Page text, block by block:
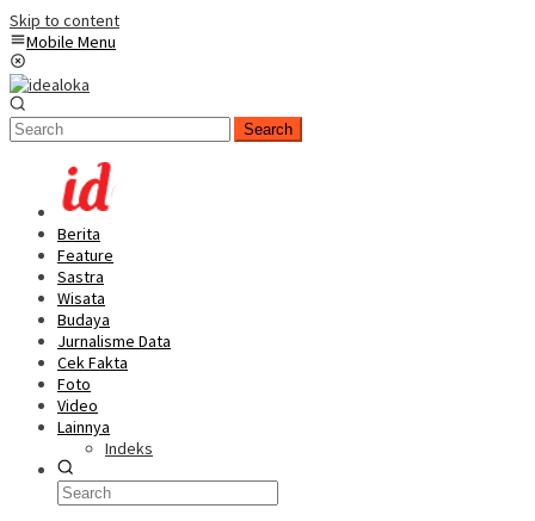
Skip to content
Mobile Menu
Search
Berita
Feature
Sastra
Wisata
Budaya
Jurnalisme Data
Cek Fakta
Foto
Video
Lainnya
Indeks